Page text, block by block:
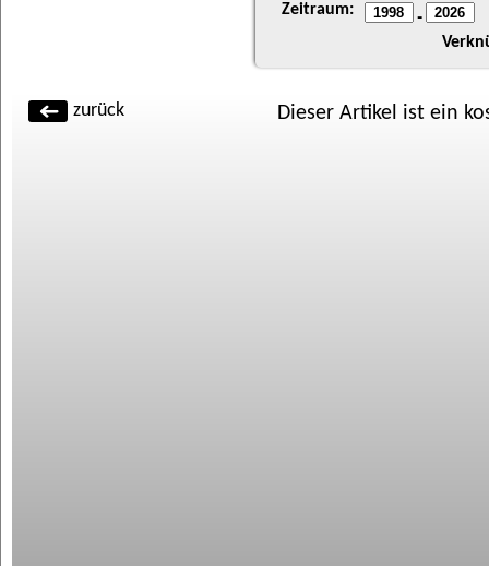
Zeitraum: -
zurück Dieser Artikel ist ein